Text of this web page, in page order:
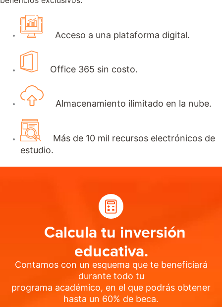
Acceso a una plataforma digital.
Office 365 sin costo.
Almacenamiento ilimitado en la nube.
Más de 10 mil recursos electrónicos de
estudio.
Calcula tu inversión
educativa.
Contamos con un esquema que te beneficiará
durante todo tu
programa académico, en el que podrás obtener
hasta un 60% de beca.